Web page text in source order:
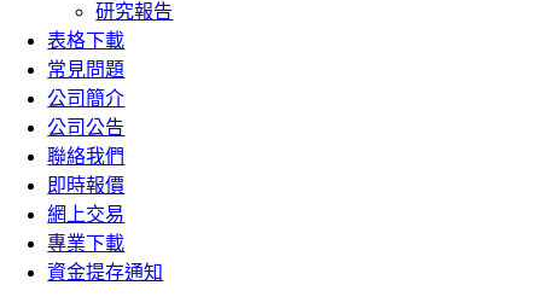
研究報告
表格下載
常見問題
公司簡介
公司公告
聯絡我們
即時報價
網上交易
專業下載
資金提存通知